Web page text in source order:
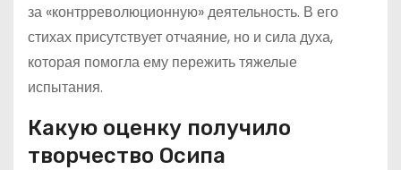
за «контрреволюционную» деятельность. В его
стихах присутствует отчаяние, но и сила духа,
которая помогла ему пережить тяжелые
испытания.
Какую оценку получило
творчество Осипа